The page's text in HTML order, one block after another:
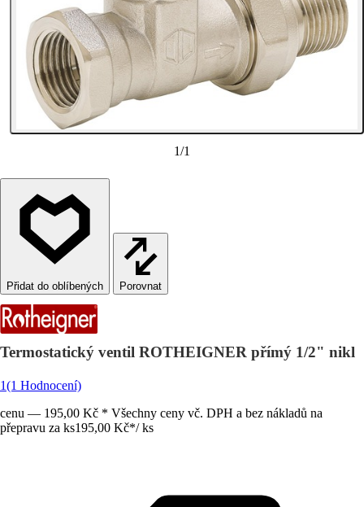
1/1
Porovnat
Termostatický ventil ROTHEIGNER přímý 1/2" nikl
1(1 Hodnocení)
cenu — 195,00 Kč * Všechny ceny vč. DPH a bez nákladů na
přepravu za ks195,00 Kč*/ ks